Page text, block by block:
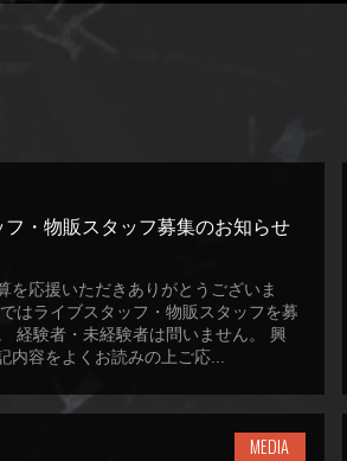
・物販スタッフ募集のお知らせ
を応援いただきありがとうございま
はライブスタッフ・物販スタッフを募
経験者・未経験者は問いません。 興
内容をよくお読みの上ご応...
MEDIA